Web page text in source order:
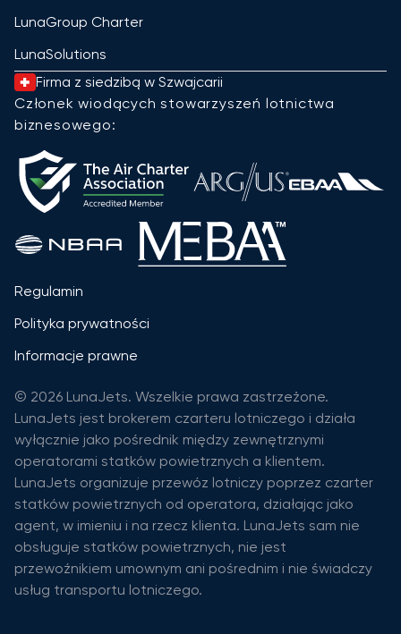
LunaGroup Charter
LunaSolutions
Firma z siedzibą w Szwajcarii
Członek wiodących stowarzyszeń lotnictwa
biznesowego:
Regulamin
Polityka prywatności
Informacje prawne
© 2026 LunaJets. Wszelkie prawa zastrzeżone.
LunaJets jest brokerem czarteru lotniczego i działa
wyłącznie jako pośrednik między zewnętrznymi
operatorami statków powietrznych a klientem.
LunaJets organizuje przewóz lotniczy poprzez czarter
statków powietrznych od operatora, działając jako
agent, w imieniu i na rzecz klienta. LunaJets sam nie
obsługuje statków powietrznych, nie jest
przewoźnikiem umownym ani pośrednim i nie świadczy
usług transportu lotniczego.